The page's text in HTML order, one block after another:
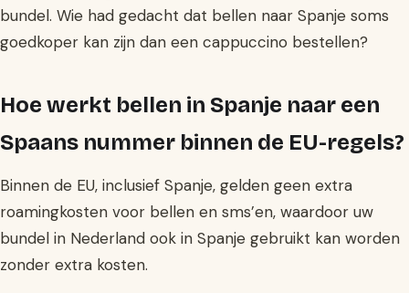
bundel. Wie had gedacht dat bellen naar Spanje soms
goedkoper kan zijn dan een cappuccino bestellen?
Hoe werkt bellen in Spanje naar een
Spaans nummer binnen de EU-regels?
Binnen de EU, inclusief Spanje, gelden geen extra
roamingkosten voor bellen en sms’en, waardoor uw
bundel in Nederland ook in Spanje gebruikt kan worden
zonder extra kosten.